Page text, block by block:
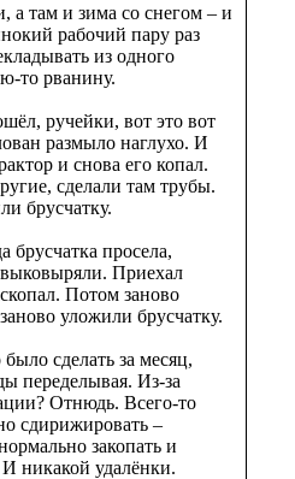
там и зима со снегом – и
рабочий пару раз
из одного
то рванину.
ручейки, вот это вот
размыло наглухо. И
и снова его копал.
сделали там трубы.
брусчатку.
брусчатка просела,
Приехал
Потом заново
уложили брусчатку.
сделать за месяц,
переделывая. Из-за
Отнюдь. Всего-то
сдирижировать –
закопать и
никакой удалёнки.